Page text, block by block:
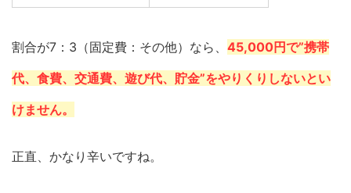
割合が7：3（固定費：その他）なら、 45,000円で”携帯
代、食費、交通費、遊び代、貯金”をやりくりしないとい
けません。
正直、かなり辛いですね。